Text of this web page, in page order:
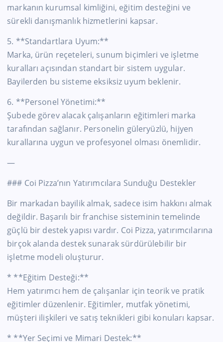
markanın kurumsal kimliğini, eğitim desteğini ve
sürekli danışmanlık hizmetlerini kapsar.
5. **Standartlara Uyum:**
Marka, ürün reçeteleri, sunum biçimleri ve işletme
kuralları açısından standart bir sistem uygular.
Bayilerden bu sisteme eksiksiz uyum beklenir.
6. **Personel Yönetimi:**
Şubede görev alacak çalışanların eğitimleri marka
tarafından sağlanır. Personelin güleryüzlü, hijyen
kurallarına uygun ve profesyonel olması önemlidir.
—
### Coi Pizza’nın Yatırımcılara Sunduğu Destekler
Bir markadan bayilik almak, sadece isim hakkını almak
değildir. Başarılı bir franchise sisteminin temelinde
güçlü bir destek yapısı vardır. Coi Pizza, yatırımcılarına
birçok alanda destek sunarak sürdürülebilir bir
işletme modeli oluşturur.
* **Eğitim Desteği:**
Hem yatırımcı hem de çalışanlar için teorik ve pratik
eğitimler düzenlenir. Eğitimler, mutfak yönetimi,
müşteri ilişkileri ve satış teknikleri gibi konuları kapsar.
* **Yer Seçimi ve Mimari Destek:**